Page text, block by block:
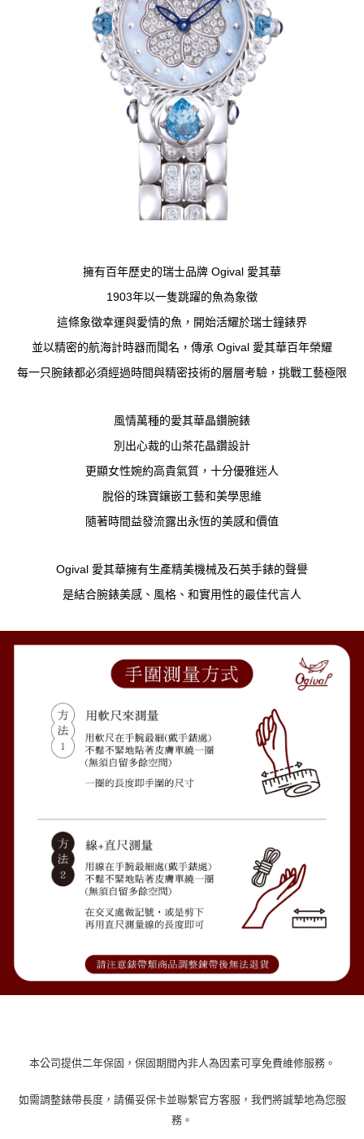
擁有百年歷史的瑞士品牌 Ogival 愛其華
1903年以一隻跳躍的魚為象徵
這條象徵幸運與愛情的魚，開始活耀於瑞士鐘錶界
並以精密的航海計時器而聞名，傳承 Ogival 愛其華百年榮耀
每一只腕錶都必須經過時間與精密技術的層層考驗，挑戰工藝極限
風情萬種的愛其華晶鑽腕錶
別出心裁的山茶花晶鑽設計
更顯女性婉約高貴氣質，十分優雅迷人
脫俗的珠寶鑲嵌工藝和美學思維
隨著時間益發流露出永恆的美感和價值
Ogival 愛其華擁有生產精美機械及石英手錶的聲譽
是結合腕錶美感、風格、和實用性的最佳代言人
本公司提供二年保固，保固期間內非人為因素可享免費維修服務。
如需調整錶帶長度，請備妥保卡並聯繫官方客服，我們將誠摯地為您服
務。